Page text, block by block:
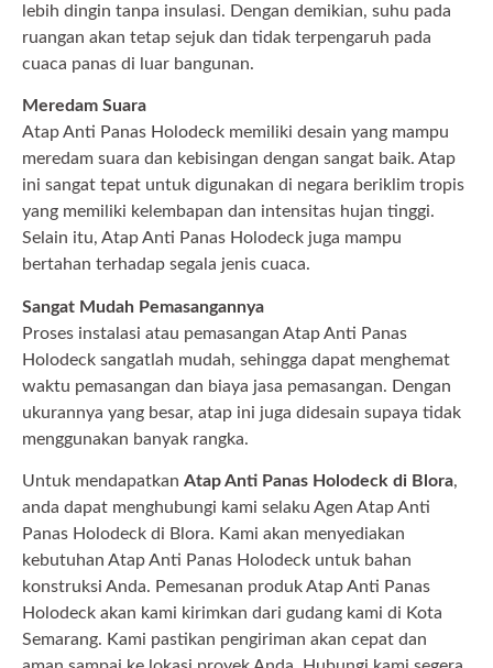
lebih dingin tanpa insulasi. Dengan demikian, suhu pada
ruangan akan tetap sejuk dan tidak terpengaruh pada
cuaca panas di luar bangunan.
Meredam Suara
Atap Anti Panas Holodeck memiliki desain yang mampu
meredam suara dan kebisingan dengan sangat baik. Atap
ini sangat tepat untuk digunakan di negara beriklim tropis
yang memiliki kelembapan dan intensitas hujan tinggi.
Selain itu, Atap Anti Panas Holodeck juga mampu
bertahan terhadap segala jenis cuaca.
Sangat Mudah Pemasangannya
Proses instalasi atau pemasangan Atap Anti Panas
Holodeck sangatlah mudah, sehingga dapat menghemat
waktu pemasangan dan biaya jasa pemasangan. Dengan
ukurannya yang besar, atap ini juga didesain supaya tidak
menggunakan banyak rangka.
Untuk mendapatkan Atap Anti Panas Holodeck di Blora,
anda dapat menghubungi kami selaku Agen Atap Anti
Panas Holodeck di Blora. Kami akan menyediakan
kebutuhan Atap Anti Panas Holodeck untuk bahan
konstruksi Anda. Pemesanan produk Atap Anti Panas
Holodeck akan kami kirimkan dari gudang kami di Kota
Semarang. Kami pastikan pengiriman akan cepat dan